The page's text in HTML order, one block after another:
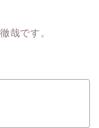
哉です。